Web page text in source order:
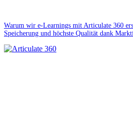
Warum wir e-Learnings mit Articulate 360
Speicherung und höchste Qualität dank